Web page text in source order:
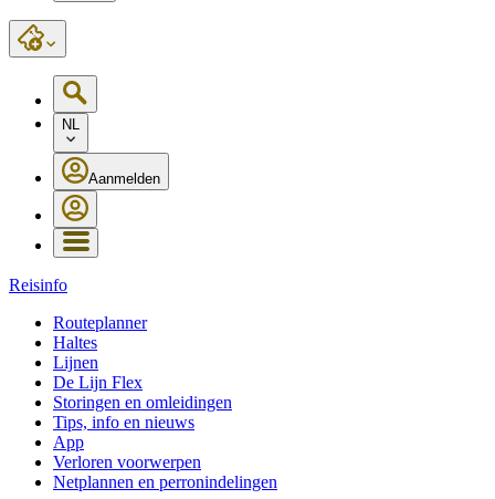
NL
Aanmelden
Reisinfo
Routeplanner
Haltes
Lijnen
De Lijn Flex
Storingen en omleidingen
Tips, info en nieuws
App
Verloren voorwerpen
Netplannen en perronindelingen